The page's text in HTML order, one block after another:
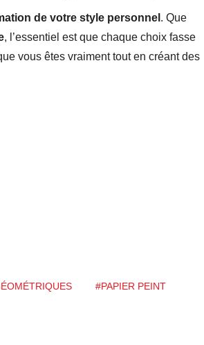
de votre style personnel . Que
, l’essentiel est que chaque choix fasse
vous êtes vraiment tout en créant des
#PAPIER PEINT